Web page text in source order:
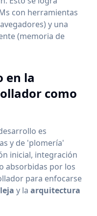
con herramientas
y una
(memoria de
en la
como
es
y de 'plomería'
inicial, integración
absorbidas por los
para enfocarse
y la arquitectura